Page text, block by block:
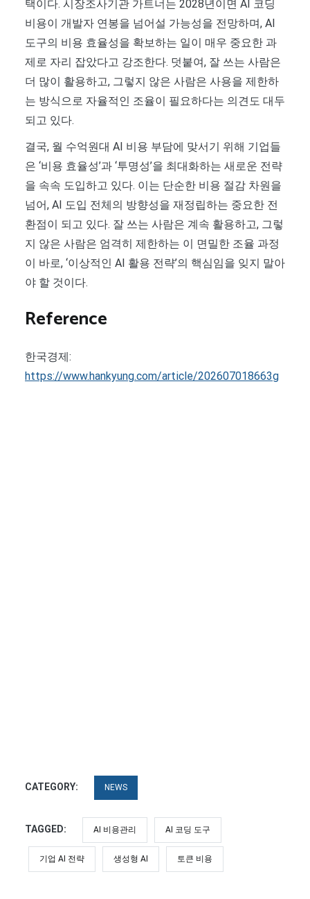
택이다. 시장조사기관 가트너는 2028년이면 AI 코딩
비용이 개발자 연봉을 넘어설 가능성을 전망하며, AI
도구의 비용 효율성을 확보하는 일이 매우 중요한 과
제로 자리 잡았다고 강조한다. 덧붙여, 잘 쓰는 사람은
더 많이 활용하고, 그렇지 않은 사람은 사용을 제한하
는 방식으로 자율적인 조율이 필요하다는 의견도 대두
되고 있다.
결국, 월 수억원대 AI 비용 부담에 맞서기 위해 기업들
은 ‘비용 효율성’과 ‘투명성’을 최대화하는 새로운 전략
을 속속 도입하고 있다. 이는 단순한 비용 절감 차원을
넘어, AI 도입 전체의 방향성을 재정립하는 중요한 전
환점이 되고 있다. 잘 쓰는 사람은 계속 활용하고, 그렇
지 않은 사람은 엄격히 제한하는 이 면밀한 조율 과정
이 바로, ‘이상적인 AI 활용 전략’의 핵심임을 잊지 말아
야 할 것이다.
Reference
한국경제:
https://www.hankyung.com/article/202607018663g
CATEGORY: NEWS
TAGGED: AI 비용관리 AI 코딩 도구
기업 AI 전략 생성형 AI 토큰 비용